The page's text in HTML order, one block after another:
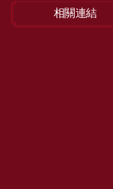
相關連結